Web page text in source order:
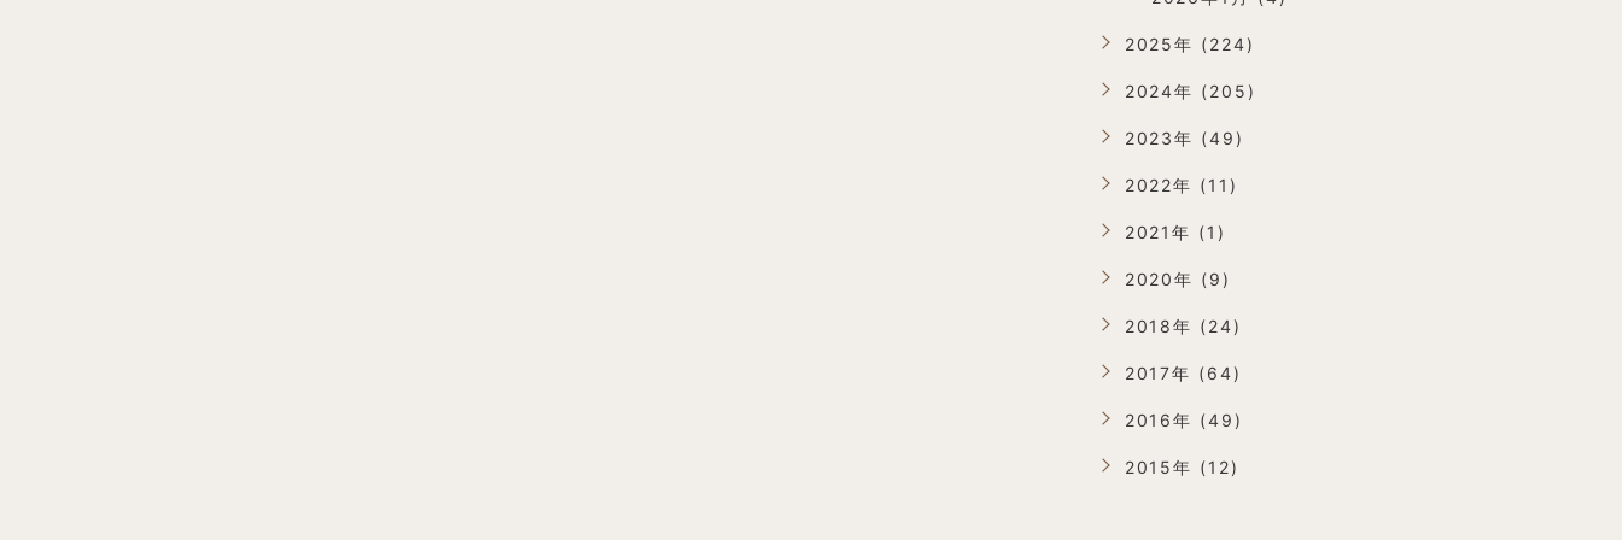
2025年 (224)
2024年 (205)
2023年 (49)
2022年 (11)
2021年 (1)
2020年 (9)
2018年 (24)
2017年 (64)
2016年 (49)
2015年 (12)